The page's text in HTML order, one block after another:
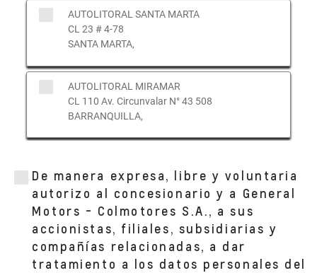
AUTOLITORAL SANTA MARTA
CL 23 # 4-78
SANTA MARTA,
AUTOLITORAL MIRAMAR
CL 110 Av. Circunvalar N° 43 508
BARRANQUILLA,
De manera expresa, libre y voluntaria
autorizo al concesionario y a General
Motors - Colmotores S.A., a sus
accionistas, filiales, subsidiarias y
compañías relacionadas, a dar
tratamiento a los datos personales del